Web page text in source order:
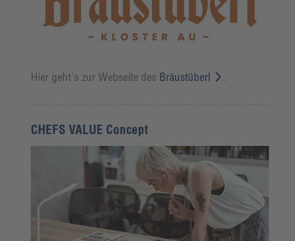
Hier geht's zur Webseite des Bräustüberl .
CHEFS VALUE Concept